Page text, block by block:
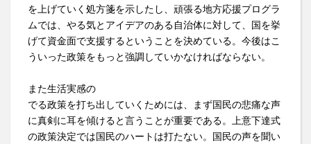
を上げていく処方箋を示したし、頑張る地方応援プログラ
ムでは、やる気とアイデアのある自治体に対して、国を挙
げて資金面で支援するということを決めている。今後はこ
ういった政策をもっと強調していかなければならない。
また生活実感の
でる政策を打ち出していくためには、まず国民の悲痛な声
に真剣に耳を傾けると言うことが重要である。上意下達式
の政策決定では国民のハートは打たない。国民の声を聞い